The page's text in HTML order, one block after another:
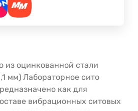
из оцинкованной стали
мм) Лабораторное сито
как для
вибрационных ситовых